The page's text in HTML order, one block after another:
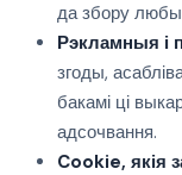
да збору
Рэкламныя і
згоды,
бакамі ці
адсочвання.
Cookie, якія